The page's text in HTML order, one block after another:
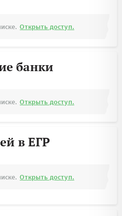
Открыть доступ.
банки
Открыть доступ.
в ЕГР
Открыть доступ.